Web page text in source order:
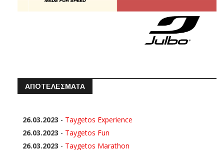
ΑΠΟΤΕΛΕΣΜΑΤΑ
26.03.2023 - Taygetos Experience
26.03.2023 - Taygetos Fun
26.03.2023 - Taygetos Marathon